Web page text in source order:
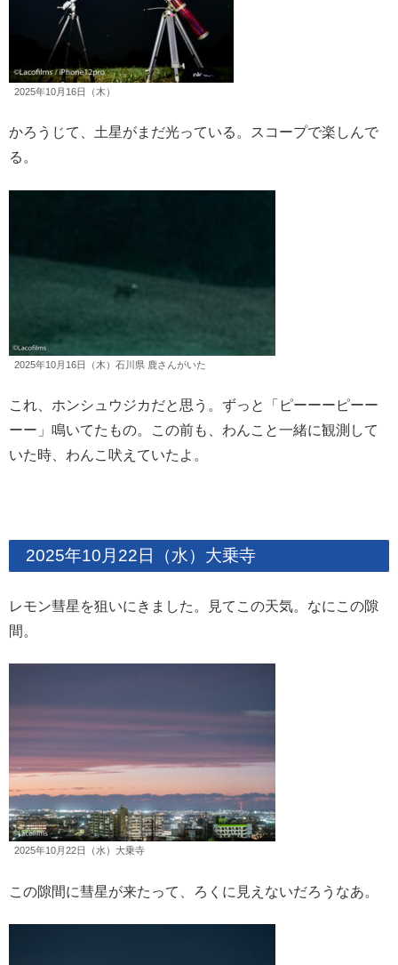
2025年10月16日（木）
かろうじて、土星がまだ光っている。スコープで楽しんで
る。
2025年10月16日（木）石川県 鹿さんがいた
これ、ホンシュウジカだと思う。ずっと「ピーーーピーー
ーー」鳴いてたもの。この前も、わんこと一緒に観測して
いた時、わんこ吠えていたよ。
2025年10月22日（水）大乗寺
レモン彗星を狙いにきました。見てこの天気。なにこの隙
間。
2025年10月22日（水）大乗寺
この隙間に彗星が来たって、ろくに見えないだろうなあ。